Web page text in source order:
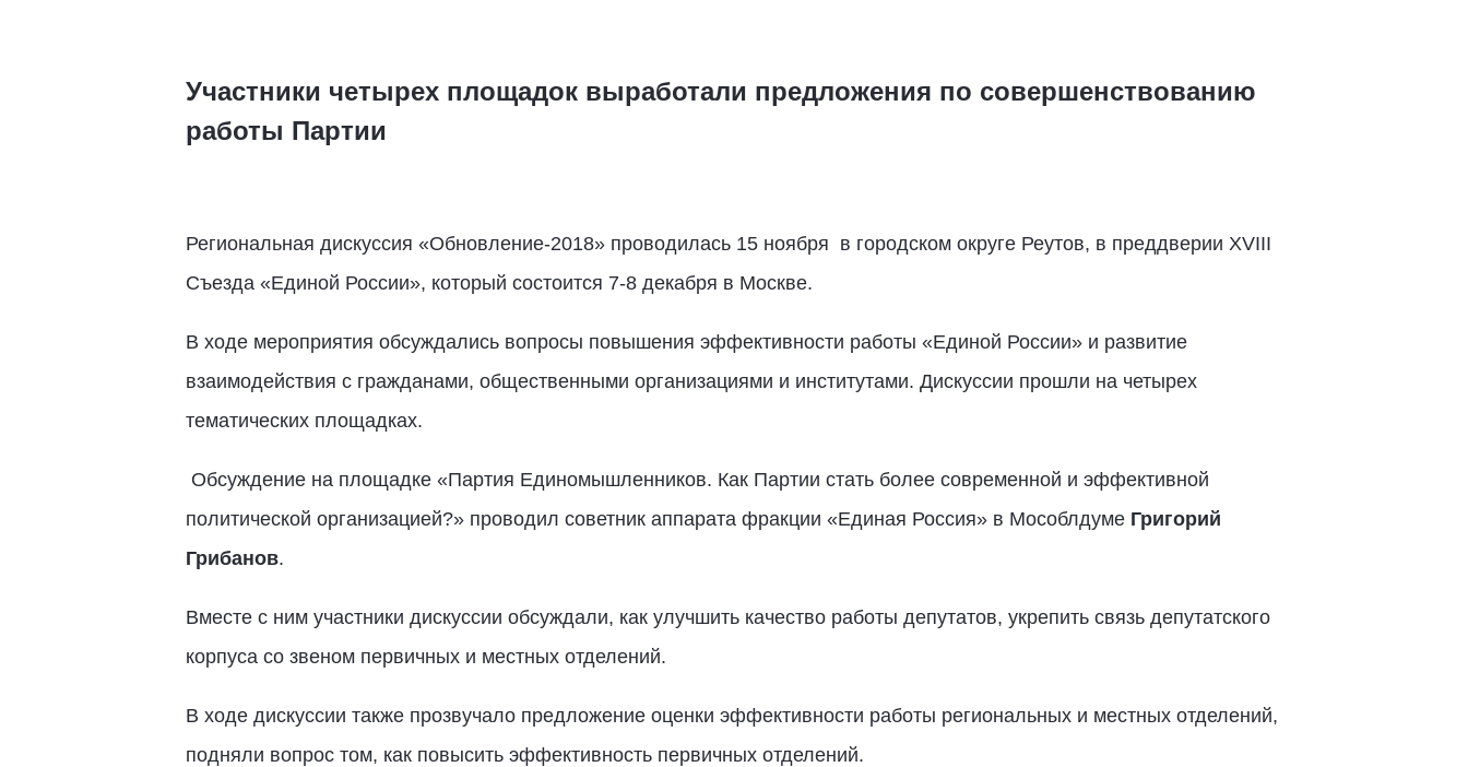
Участники четырех площадок выработали предложения по совершенствованию
работы Партии
Региональная дискуссия «Обновление-2018» проводилась 15 ноября в городском округе Реутов, в преддверии XVIII
Съезда «Единой России», который состоится 7-8 декабря в Москве.
В ходе мероприятия обсуждались вопросы повышения эффективности работы «Единой России» и развитие
взаимодействия с гражданами, общественными организациями и институтами. Дискуссии прошли на четырех
тематических площадках.
Обсуждение на площадке «Партия Единомышленников. Как Партии стать более современной и эффективной
политической организацией?» проводил советник аппарата фракции «Единая Россия» в Мособлдуме Григорий
Грибанов.
Вместе с ним участники дискуссии обсуждали, как улучшить качество работы депутатов, укрепить связь депутатского
корпуса со звеном первичных и местных отделений.
В ходе дискуссии также прозвучало предложение оценки эффективности работы региональных и местных отделений,
подняли вопрос том, как повысить эффективность первичных отделений.